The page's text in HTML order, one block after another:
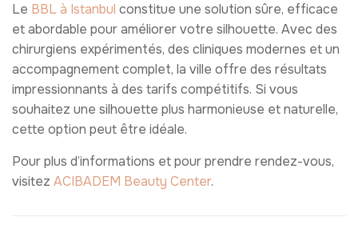
Le BBL à Istanbul constitue une solution sûre, efficace
et abordable pour améliorer votre silhouette. Avec des
chirurgiens expérimentés, des cliniques modernes et un
accompagnement complet, la ville offre des résultats
impressionnants à des tarifs compétitifs. Si vous
souhaitez une silhouette plus harmonieuse et naturelle,
cette option peut être idéale.
Pour plus d’informations et pour prendre rendez-vous,
visitez ACIBADEM Beauty Center.